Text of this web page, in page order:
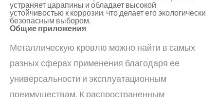
устраняет царапины и обладает высокой
устойчивостью к коррозии, что делает его экологически
безопасным выбором.
Общие приложения
Металлическую кровлю можно найти в самых
разных сферах применения благодаря ее
универсальности и эксплуатационным
преимуществам. К распространенным